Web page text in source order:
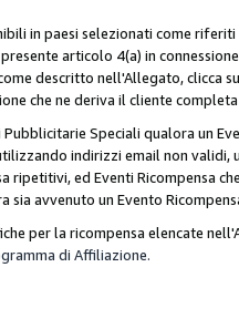
in paesi selezionati come
articolo 4(a) in
descritto nell'Allegato, clicca
che ne deriva il cliente
Speciali qualora un
indirizzi email non
ripetitivi, ed Eventi Ricompensa
sia avvenuto un Evento
per la ricompensa elencate
di Affiliazione.